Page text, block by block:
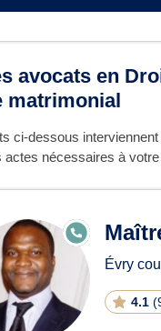
avocats en
matrimonial
ci-dessous
actes nécessaires à
Évry
4.1 (
E
N